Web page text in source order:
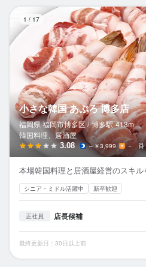
1 / 17
小さな韓国 あぷろ 博多店
福岡県 福岡市博多区 / 博多駅 413m
韓国料理、居酒屋
3.08 ～￥3,999 －
本場韓国料理と居酒屋経営のスキル
シニア・ミドル活躍中 新卒歓迎
正社員 店長候補
最終更新日：30日以上前